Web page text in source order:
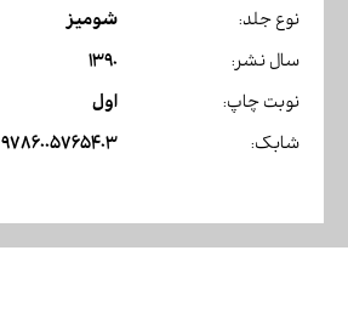
نوع جلد: شومیز
سال نشر: 1390
نوبت چاپ: اول
شابک: 9786005765403